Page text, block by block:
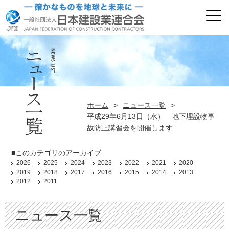
ホーム > ニュース一覧
>
平成29年6月13日（水） 地下埋設物事
故防止講習会を開催します
ニュース一覧
■このカテゴリのアーカイブ
2026 2025 2024 2023 2022 2021
2020
2019
2018 2017 2016 2015 2014
2013
2012
2011